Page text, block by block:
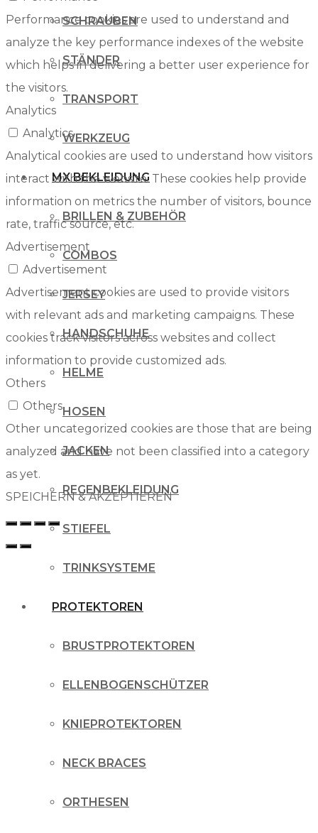
SCHRAUBEN
STÄNDER
TRANSPORT
WERKZEUG
MX BEKLEIDUNG
BRILLEN & ZUBEHÖR
COMBOS
JERSEY
HANDSCHUHE
HELME
HOSEN
JACKEN
REGENBEKLEIDUNG
STIEFEL
TRINKSYSTEME
PROTEKTOREN
BRUSTPROTEKTOREN
ELLENBOGENSCHÜTZER
KNIEPROTEKTOREN
NECK BRACES
ORTHESEN
Performance cookies are used to understand and
analyze the key performance indexes of the website
which helps in delivering a better user experience for
the visitors.
Analytics
Analytics
Analytical cookies are used to understand how visitors
interact with the website. These cookies help provide
information on metrics the number of visitors, bounce
rate, traffic source, etc.
Advertisement
Advertisement
Advertisement cookies are used to provide visitors
with relevant ads and marketing campaigns. These
cookies track visitors across websites and collect
information to provide customized ads.
Others
Others
Other uncategorized cookies are those that are being
analyzed and have not been classified into a category
as yet.
SPEICHERN & AKZEPTIEREN